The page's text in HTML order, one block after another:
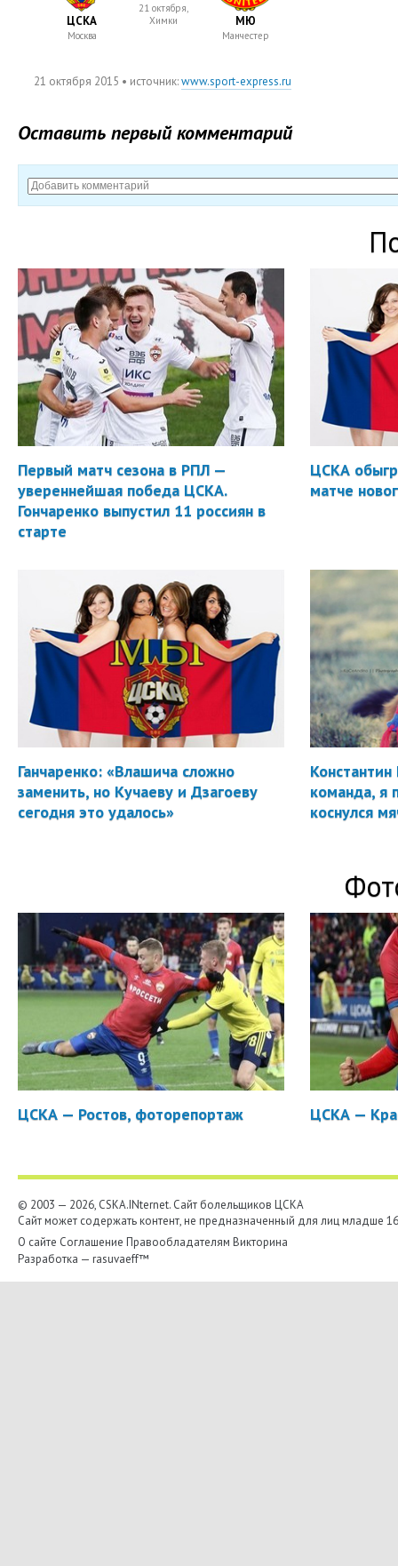
ЦСКА
Москва
21 октября,
Химки
МЮ
Манчестер
21 октября 2015 • источник:www.sport-express.ru
Оставить первый комментарий
Первый матч сезона в РПЛ —
увереннейшая победа ЦСКА.
Гончаренко выпустил 11 россиян в
старте
ЦСКА
матче
Ганчаренко: «Влашича сложно
заменить, но Кучаеву и Дзагоеву
сегодня это удалось»
Константин
команда, я
коснулся
ЦСКА — Ростов, фоторепортаж ЦСКА —
© 2003 — 2026, CSKA.INternet. Cайт болельщиков ЦСКА
Сайт может содержать контент, не предназначенный для лиц младше
О сайте Соглашение Правообладателям Викторина
Разработка — rasuvaeff™